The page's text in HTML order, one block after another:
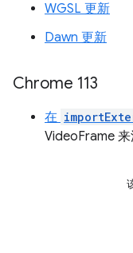
WGSL 更新
Dawn 更新
Chrome 113
在
VideoFrame